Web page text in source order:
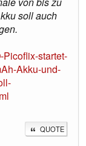
soll auch
Picoflix-startet-
Akku-und-
QUOTE